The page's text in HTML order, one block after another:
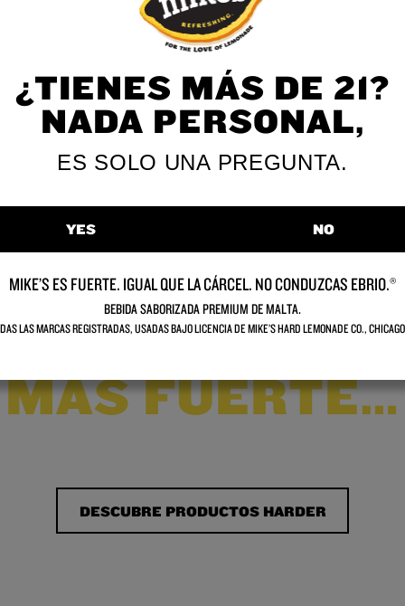
¿TIENES MÁS DE 21?
NADA PERSONAL,
ES SOLO UNA PREGUNTA.
YES NO
MIKE’S ES FUERTE. IGUAL QUE LA CÁRCEL. NO CONDUZCAS EBRIO.®
BEBIDA SABORIZADA PREMIUM DE MALTA.
LAS MARCAS REGISTRADAS, USADAS BAJO LICENCIA DE MIKE’S HARD LEMONADE CO.,
VER TODOS LOS SABORES
en
quieres algo
MÁS FUERTE…
DESCUBRE PRODUCTOS HARDER